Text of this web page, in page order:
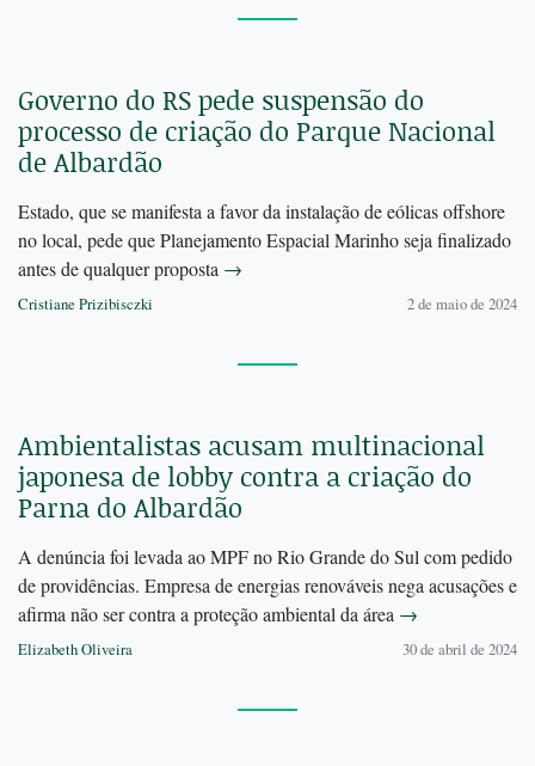
Governo do RS pede suspensão do
processo de criação do Parque Nacional
de Albardão
Estado, que se manifesta a favor da instalação de eólicas offshore
no local, pede que Planejamento Espacial Marinho seja finalizado
antes de qualquer proposta →
Cristiane Prizibisczki 2 de maio de 2024
Ambientalistas acusam multinacional
japonesa de lobby contra a criação do
Parna do Albardão
A denúncia foi levada ao MPF no Rio Grande do Sul com pedido
de providências. Empresa de energias renováveis nega acusações e
afirma não ser contra a proteção ambiental da área →
Elizabeth Oliveira 30 de abril de 2024